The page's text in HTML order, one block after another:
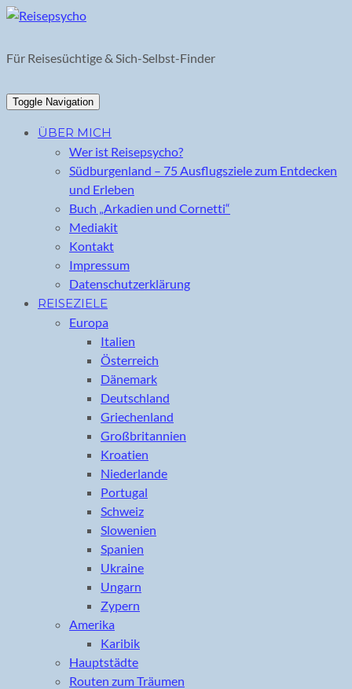
Skip
content
Für Reisesüchtige & Sich-Selbst-Finder
Toggle Navigation
ÜBER MICH
Wer ist Reisepsycho?
Südburgenland – 75 Ausflugsziele zum Entdecken
und Erleben
Buch „Arkadien und Cornetti“
Mediakit
Kontakt
Impressum
Datenschutzerklärung
REISEZIELE
Europa
Italien
Österreich
Dänemark
Deutschland
Griechenland
Großbritannien
Kroatien
Niederlande
Portugal
Schweiz
Slowenien
Spanien
Ukraine
Ungarn
Zypern
Amerika
Karibik
Hauptstädte
Routen zum Träumen